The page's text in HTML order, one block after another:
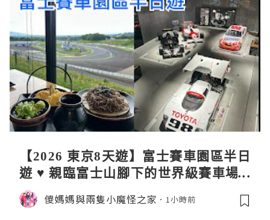
【2026 東京8天遊】富士賽車園區半日
遊 ♥ 親臨富士山腳下的世界級賽車場 F
uji SpeedWay。參觀富士賽車博物
館。到觀景餐廳邊觀賞賽車邊嘆午餐
儍媽媽與兩隻小魔怪之家 1小時前